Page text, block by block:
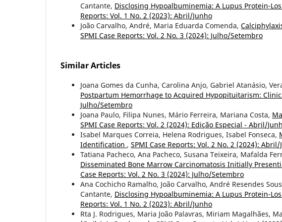
Cantante, Disclosing Hypoalbuminemia: A Lupus Protein-
Reports: Vol. 1 No. 2 (2023): Abril/Junho
João Carvalho, André, Maria Eduarda Comenda,
SPMI Case Reports: Vol. 2 No. 3 (2024): Julho/Setembro
Similar Articles
Joana Gomes da Cunha, Carolina Anjo, Gabriel Atanásio,
Postpartum Hemorrhage to Acquired Hypopituitarism:
Julho/Setembro
Joana Paulo, Filipa Nunes, Mário Ferreira, Mariana Costa,
SPMI Case Reports: Vol. 2 (2024): Edição Especial - Abril/
Isabel Marques Correia, Helena Rodrigues, Isabel Fonseca,
Identification , SPMI Case Reports: Vol. 2 No. 2 (2024): Abril/
Tatiana Pacheco, Ana Pacheco, Susana Teixeira, Mafalda
Disseminated Bone Marrow Carcinomatosis Initially
Case Reports: Vol. 2 No. 3 (2024): Julho/Setembro
Ana Cochicho Ramalho, João Carvalho, André Resendes
Cantante, Disclosing Hypoalbuminemia: A Lupus Protein-
Reports: Vol. 1 No. 2 (2023): Abril/Junho
Rta J. Rodrigues, Maria João Palavras, Miriam Magalhães,